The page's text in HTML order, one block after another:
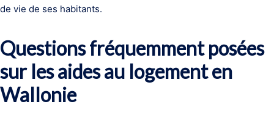
de vie de ses habitants.
Questions fréquemment posées
sur les aides au logement en
Wallonie